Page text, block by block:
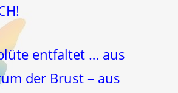
entfaltet … aus
der Brust – aus